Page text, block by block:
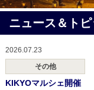
ニュース＆ト
2026.07.23
その他
KIKYOマルシェ開催